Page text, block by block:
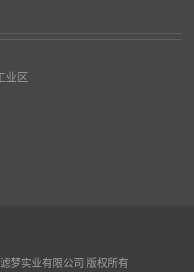
业区
梦实业有限公司 版权所有